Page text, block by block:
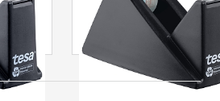
ECONOMY
su
tesafilm®
RECYCLED